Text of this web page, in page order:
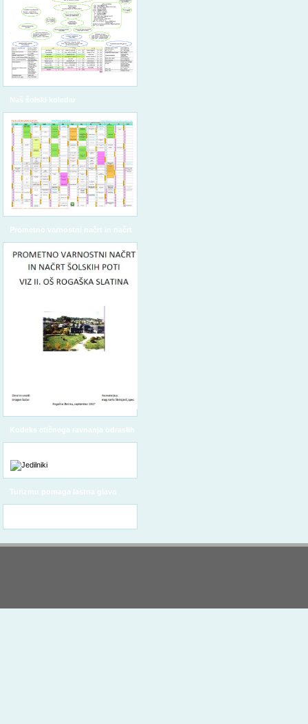
Naš šolski koledar
Prometno varnostni načrt in načrt
šolskih poti
Kodeks etičnega ravnanja odraslih
Turizmu pomaga lastna glava